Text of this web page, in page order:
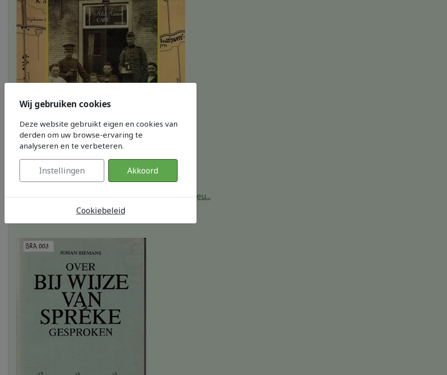
Bedrijvigheid in Sprang-Capelle, de twintigste eeu...
Dik van Caem, Piet van Eersel , Piet Konings
Wij gebruiken cookies
Deze website gebruikt eigen en cookies van
derden om uw browse-ervaring te
analyseren en te verbeteren.
Instellingen Akkoord
Cookiebeleid